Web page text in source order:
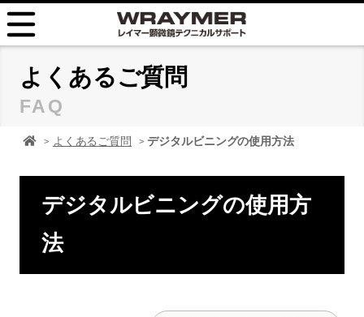
HOME
FAQ
TIPS
取扱説明書
お問い合せ
よくあるご質問
FAQ
顕微鏡 レイマーHOME
よくあるご質問 デジタルビニングの使用方法
デジタルビニングの使用方
法